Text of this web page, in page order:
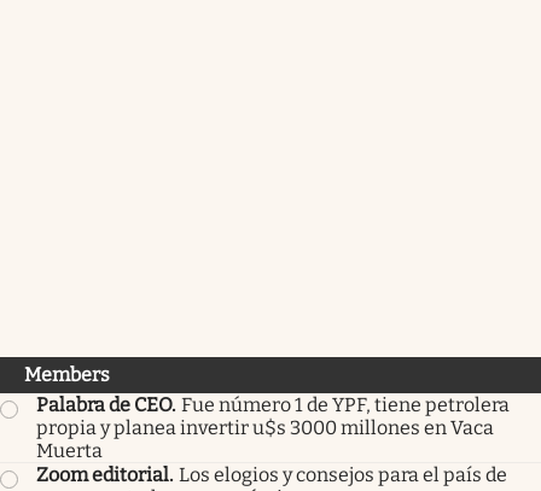
Members
Palabra de CEO. Fue número 1 de YPF, tiene petrolera
propia y planea invertir u$s 3000 millones en Vaca
Muerta
Zoom editorial. Los elogios y consejos para el país de